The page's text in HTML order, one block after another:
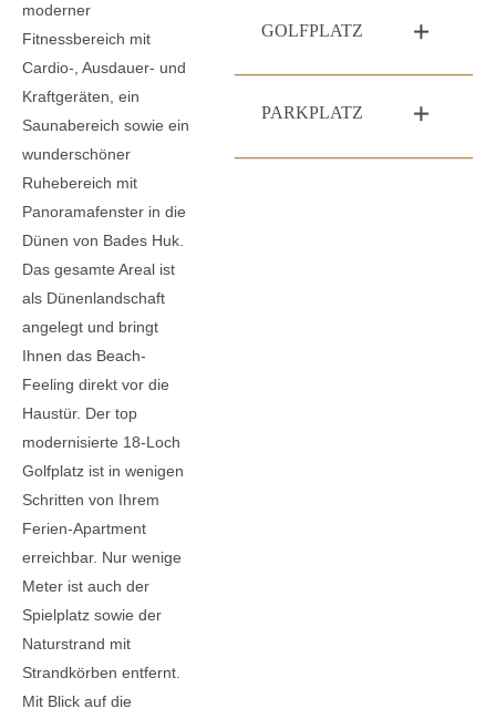
moderner
Fitnessbereich mit
Cardio-, Ausdauer- und
Kraftgeräten, ein
Saunabereich sowie ein
wunderschöner
Ruhebereich mit
Panoramafenster in die
Dünen von Bades Huk.
Das gesamte Areal ist
als Dünenlandschaft
angelegt und bringt
Ihnen das Beach-
Feeling direkt vor die
Haustür. Der top
modernisierte 18-Loch
Golfplatz ist in wenigen
Schritten von Ihrem
Ferien-Apartment
erreichbar. Nur wenige
Meter ist auch der
Spielplatz sowie der
Naturstrand mit
Strandkörben entfernt.
Mit Blick auf die
GOLFPLATZ
PARKPLATZ